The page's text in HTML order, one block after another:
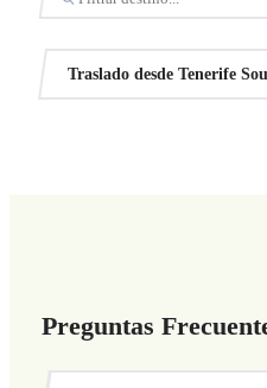
Traslado desde Tenerife
Preguntas